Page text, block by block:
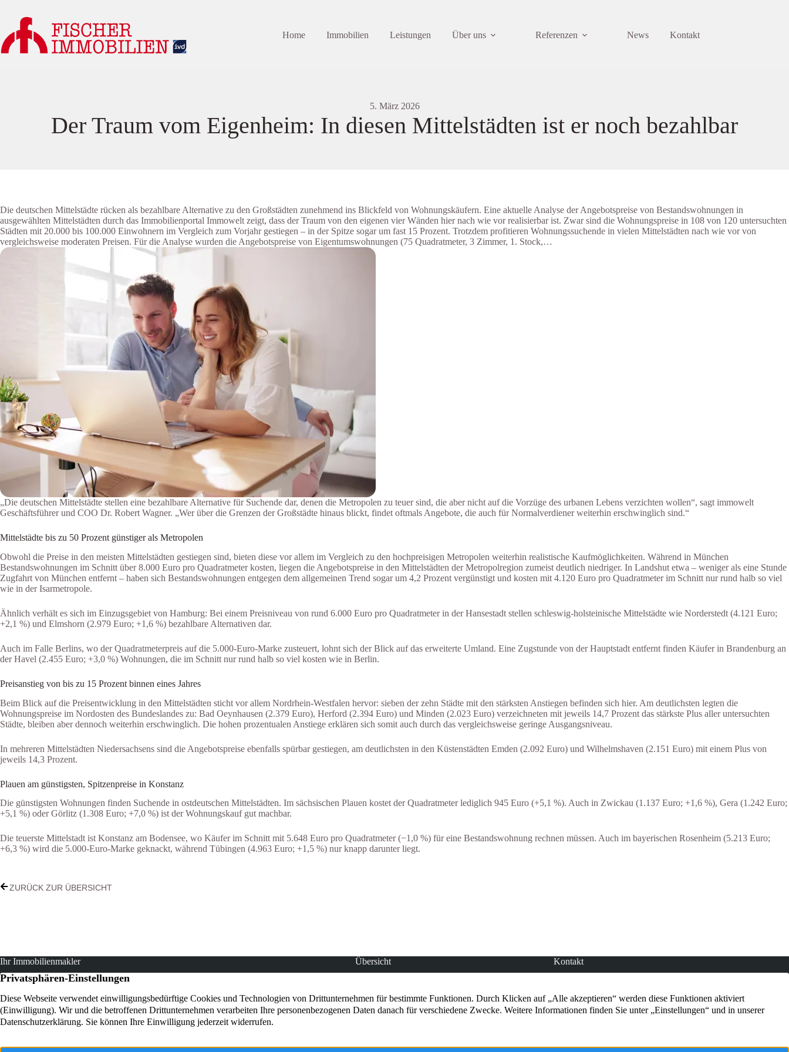
springen
Home
Immobilien Leistungen Über uns Referenzen News Kontakt
5. März 2026
Der Traum vom Eigenheim: In diesen Mittelstädten ist er noch bezahlbar
Die deutschen Mittelstädte rücken als bezahlbare Alternative zu den Großstädten zunehmend ins Blickfeld von Wohnungskäufern. Eine aktuelle Analyse der Angebotspreise von Bestandswohnungen in
ausgewählten Mittelstädten durch das Immobilienportal Immowelt zeigt, dass der Traum von den eigenen vier Wänden hier nach wie vor realisierbar ist. Zwar sind die Wohnungspreise in 108 von 120 untersuchten
Städten mit 20.000 bis 100.000 Einwohnern im Vergleich zum Vorjahr gestiegen – in der Spitze sogar um fast 15 Prozent. Trotzdem profitieren Wohnungssuchende in vielen Mittelstädten nach wie vor von
vergleichsweise moderaten Preisen. Für die Analyse wurden die Angebotspreise von Eigentumswohnungen (75 Quadratmeter, 3 Zimmer, 1. Stock,…
„Die deutschen Mittelstädte stellen eine bezahlbare Alternative für Suchende dar, denen die Metropolen zu teuer sind, die aber nicht auf die Vorzüge des urbanen Lebens verzichten wollen“, sagt immowelt
Geschäftsführer und COO Dr. Robert Wagner. „Wer über die Grenzen der Großstädte hinaus blickt, findet oftmals Angebote, die auch für Normalverdiener weiterhin erschwinglich sind.“
Mittelstädte bis zu 50 Prozent günstiger als Metropolen
Obwohl die Preise in den meisten Mittelstädten gestiegen sind, bieten diese vor allem im Vergleich zu den hochpreisigen Metropolen weiterhin realistische Kaufmöglichkeiten. Während in München
Bestandswohnungen im Schnitt über 8.000 Euro pro Quadratmeter kosten, liegen die Angebotspreise in den Mittelstädten der Metropolregion zumeist deutlich niedriger. In Landshut etwa – weniger als eine Stunde
Zugfahrt von München entfernt – haben sich Bestandswohnungen entgegen dem allgemeinen Trend sogar um 4,2 Prozent vergünstigt und kosten mit 4.120 Euro pro Quadratmeter im Schnitt nur rund halb so viel
wie in der Isarmetropole.
Ähnlich verhält es sich im Einzugsgebiet von Hamburg: Bei einem Preisniveau von rund 6.000 Euro pro Quadratmeter in der Hansestadt stellen schleswig-holsteinische Mittelstädte wie Norderstedt (4.121 Euro;
+2,1 %) und Elmshorn (2.979 Euro; +1,6 %) bezahlbare Alternativen dar.
Auch im Falle Berlins, wo der Quadratmeterpreis auf die 5.000-Euro-Marke zusteuert, lohnt sich der Blick auf das erweiterte Umland. Eine Zugstunde von der Hauptstadt entfernt finden Käufer in Brandenburg an
der Havel (2.455 Euro; +3,0 %) Wohnungen, die im Schnitt nur rund halb so viel kosten wie in Berlin.
Preisanstieg von bis zu 15 Prozent binnen eines Jahres
Beim Blick auf die Preisentwicklung in den Mittelstädten sticht vor allem Nordrhein-Westfalen hervor: sieben der zehn Städte mit den stärksten Anstiegen befinden sich hier. Am deutlichsten legten die
Wohnungspreise im Nordosten des Bundeslandes zu: Bad Oeynhausen (2.379 Euro), Herford (2.394 Euro) und Minden (2.023 Euro) verzeichneten mit jeweils 14,7 Prozent das stärkste Plus aller untersuchten
Städte, bleiben aber dennoch weiterhin erschwinglich. Die hohen prozentualen Anstiege erklären sich somit auch durch das vergleichsweise geringe Ausgangsniveau.
In mehreren Mittelstädten Niedersachsens sind die Angebotspreise ebenfalls spürbar gestiegen, am deutlichsten in den Küstenstädten Emden (2.092 Euro) und Wilhelmshaven (2.151 Euro) mit einem Plus von
jeweils 14,3 Prozent.
Plauen am günstigsten, Spitzenpreise in Konstanz
Die günstigsten Wohnungen finden Suchende in ostdeutschen Mittelstädten. Im sächsischen Plauen kostet der Quadratmeter lediglich 945 Euro (+5,1 %). Auch in Zwickau (1.137 Euro; +1,6 %), Gera (1.242 Euro;
+5,1 %) oder Görlitz (1.308 Euro; +7,0 %) ist der Wohnungskauf gut machbar.
Die teuerste Mittelstadt ist Konstanz am Bodensee, wo Käufer im Schnitt mit 5.648 Euro pro Quadratmeter (−1,0 %) für eine Bestandswohnung rechnen müssen. Auch im bayerischen Rosenheim (5.213 Euro;
+6,3 %) wird die 5.000-Euro-Marke geknackt, während Tübingen (4.963 Euro; +1,5 %) nur knapp darunter liegt.
ZURÜCK ZUR ÜBERSICHT
Ihr Immobilienmakler
Als Immobilienmakler in Rösrath-Hoffnungsthal unterstützen wir Eigentümer und
Suchende zuverlässig und professionell bei Ihrem Vorhaben. Die FISCHER
Übersicht
Immobilien
Kontakt
Am Hammer 12